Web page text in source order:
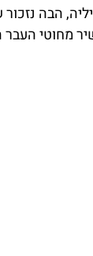
הבה
מחוטי העבר